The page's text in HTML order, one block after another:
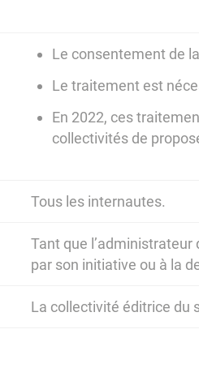
Le consentement de
Le traitement est
En 2022, ces
collectivités de
Tous les internautes.
Tant que
par son initiative ou à la
La collectivité éditrice du